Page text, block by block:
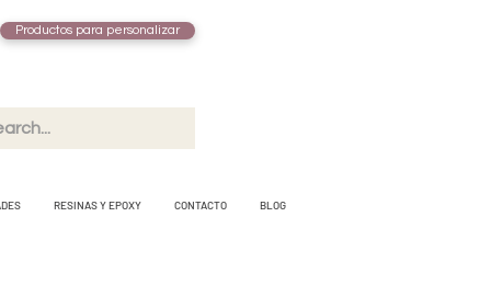
Productos para personalizar
RESINAS Y EPOXY CONTACTO BLOG